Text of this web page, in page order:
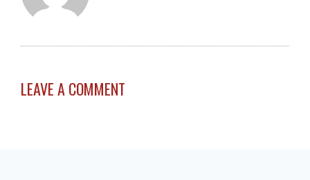
LEAVE A COMMENT